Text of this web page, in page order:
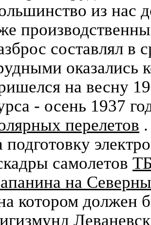
из нас
составлял в
оказались
на весну
- осень 1937
перелетов
подготовку
самолетов
на
котором должен